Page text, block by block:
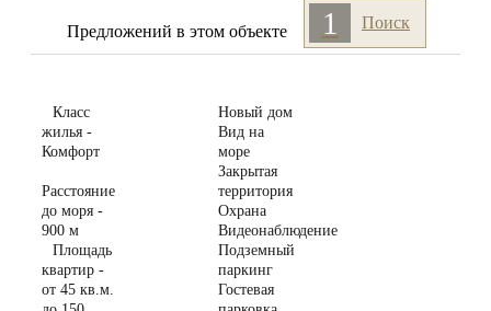
Предложений в этом объекте 1 Поиск
Класс
жилья -
Комфорт
Расстояние
до моря -
900 м
Площадь
квартир -
от 45 кв.м.
Новый дом
Вид на
море
Закрытая
территория
Охрана
Видеонаблюдение
Подземный
паркинг
Гостевая